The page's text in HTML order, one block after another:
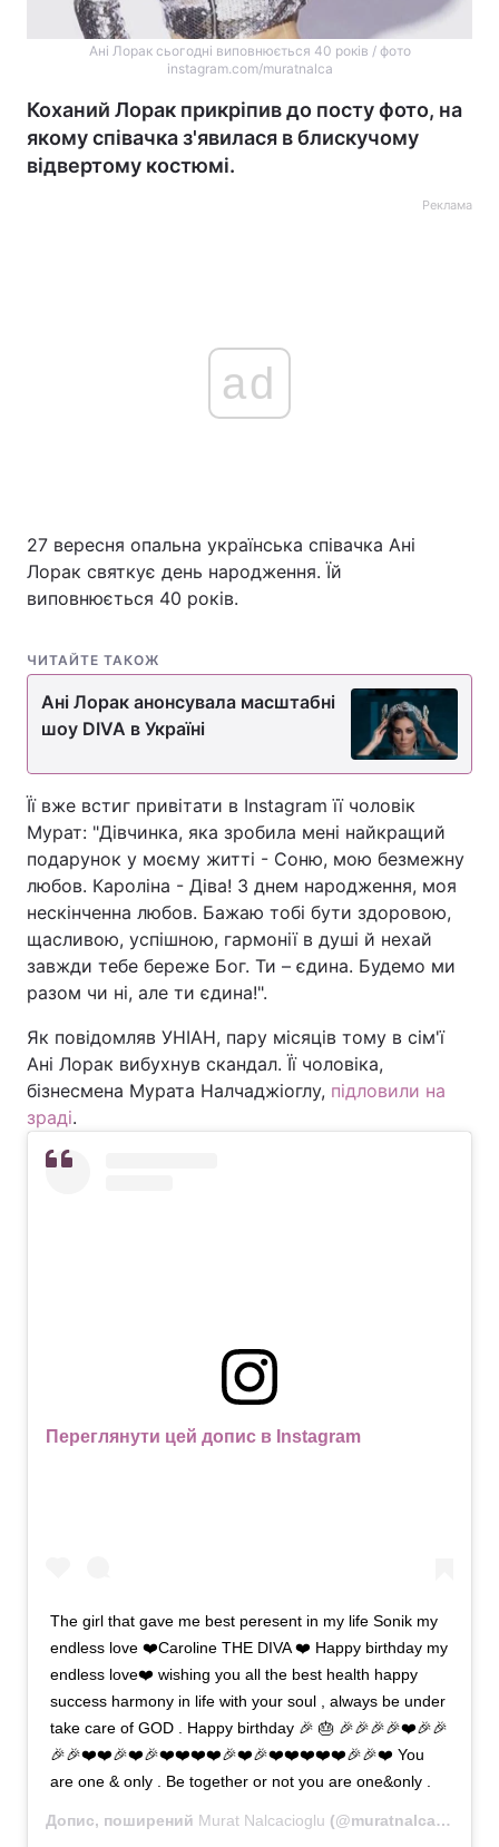
Ані Лорак сьогодні виповнюється 40 років / фото
instagram.com/muratnalca
Коханий Лорак прикріпив до посту фото, на
якому співачка з'явилася в блискучому
відвертому костюмі.
Реклама
ad
27 вересня опальна українська співачка Ані
Лорак святкує день народження. Їй
виповнюється 40 років.
ЧИТАЙТЕ ТАКОЖ
Ані Лорак анонсувала масштабні
шоу DIVA в Україні
Її вже встиг привітати в Instagram її чоловік
Мурат: "Дівчинка, яка зробила мені найкращий
подарунок у моєму житті - Соню, мою безмежну
любов. Кароліна - Діва! З днем народження, моя
нескінченна любов. Бажаю тобі бути здоровою,
щасливою, успішною, гармонії в душі й нехай
завжди тебе береже Бог. Ти – єдина. Будемо ми
разом чи ні, але ти єдина!".
Як повідомляв УНІАН, пару місяців тому в сім'ї
Ані Лорак вибухнув скандал. Її чоловіка,
бізнесмена Мурата Налчаджіоглу, підловили на
зраді.
Переглянути цей допис в Instagram
The girl that gave me best peresent in my life Sonik my
endless love ❤️Caroline THE DIVA ❤️ Happy birthday my
endless love❤️ wishing you all the best health happy
success harmony in life with your soul , always be under
take care of GOD . Happy birthday 🎉 🎂 🎉🎉🎉🎉❤️🎉🎉
🎉🎉❤️❤️🎉❤️🎉❤️❤️❤️❤️🎉❤️🎉❤️❤️❤️❤️❤️🎉🎉❤️ You
are one & only . Be together or not you are one&only .
Допис, поширений Murat Nalcacioglu (@muratnalca) 26